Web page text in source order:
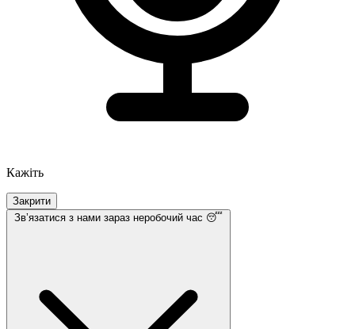
Кажіть
Закрити
Звʼязатися з нами зараз неробочий час 😴